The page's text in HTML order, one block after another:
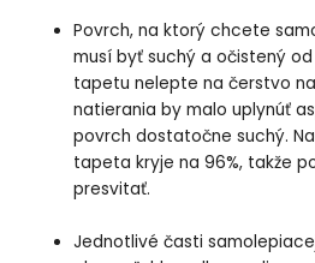
Povrch, na ktorý chcete
musí byť suchý a očistený
tapetu nelepte na čerstvo
natierania by malo uplynúť
povrch dostatočne suchý.
tapeta kryje na 96%, takže
presvitať.
Jednotlivé časti